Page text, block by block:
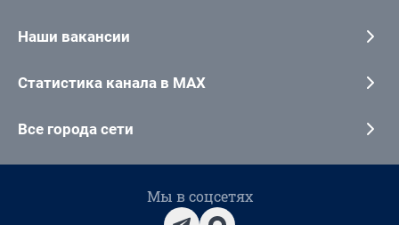
Наши вакансии
Статистика канала в MAX
Все города сети
Мы в соцсетях